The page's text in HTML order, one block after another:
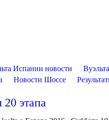
Испании новости
Новости Шоссе
этапа